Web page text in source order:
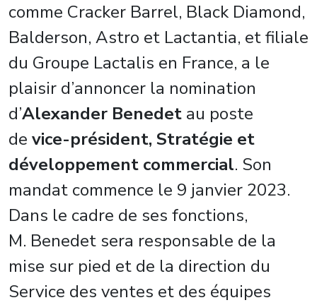
comme Cracker Barrel, Black Diamond,
Balderson, Astro et Lactantia, et filiale
du Groupe Lactalis en France, a le
plaisir d’annoncer la nomination
d’Alexander Benedet au poste
de vice-président, Stratégie et
développement commercial. Son
mandat commence le 9 janvier 2023.
Dans le cadre de ses fonctions,
M. Benedet sera responsable de la
mise sur pied et de la direction du
Service des ventes et des équipes